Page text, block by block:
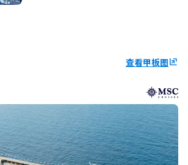
查看甲板图ungroup